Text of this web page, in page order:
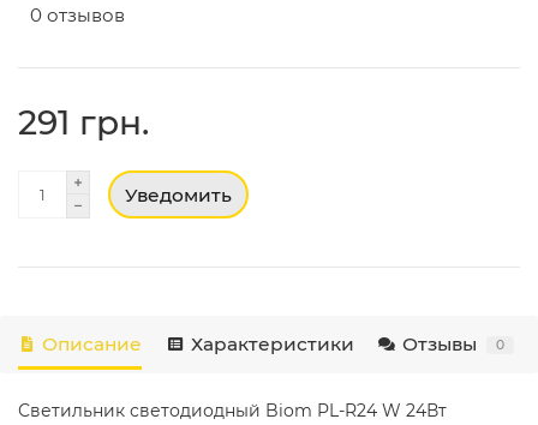
0 отзывов
291 грн.
Уведомить
Описание Характеристики Отзывы 0
Светильник светодиодный Biom PL-R24 W 24Вт